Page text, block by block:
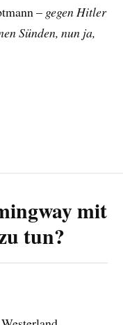
– gegen Hitler
Sünden, nun ja,
mit
tun?